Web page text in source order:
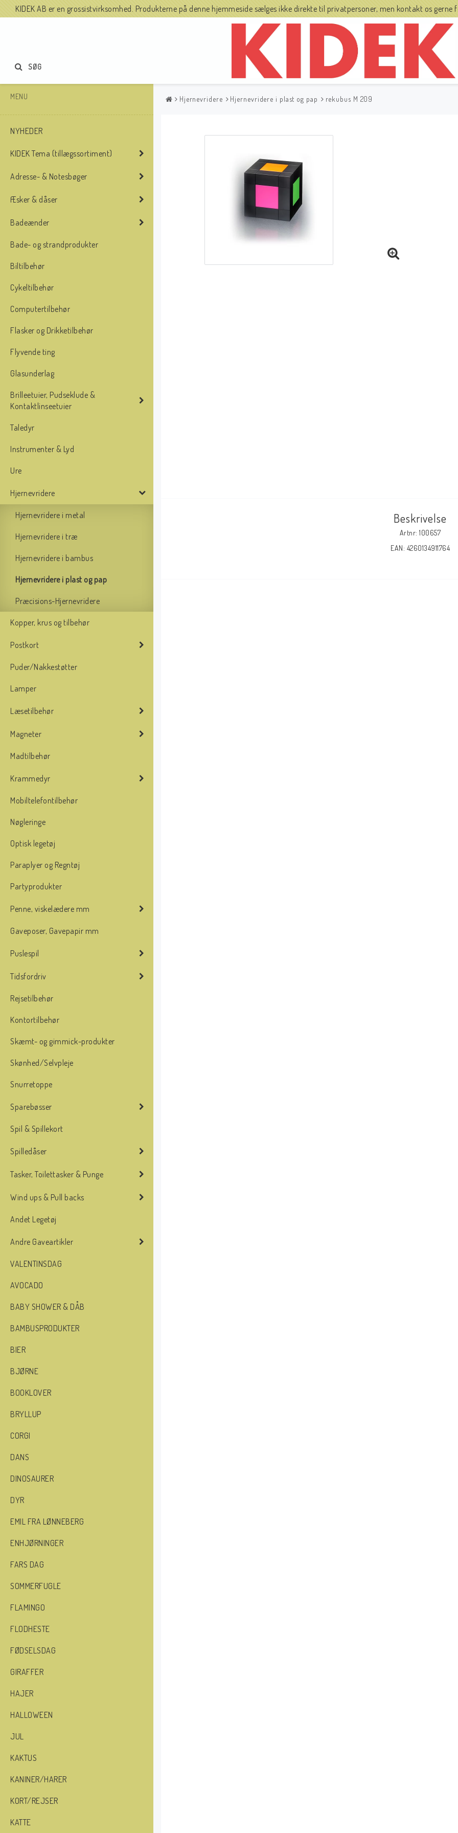
KIDEK AB er en grossistvirksomhed. Produkterne på denne hjemmeside sælges ikke direkte til privatpersoner, men kontakt os
SØG
MENU
NYHEDER
KIDEK Tema (tillægssortiment)
Adresse- & Notesbøger
Æsker & dåser
Badeænder
Bade- og strandprodukter
Biltilbehør
Cykeltilbehør
Computertilbehør
Flasker og Drikketilbehør
Flyvende ting
Glasunderlag
Brilleetuier, Pudseklude &
Kontaktlinseetuier
Taledyr
Instrumenter & Lyd
Ure
Hjernevridere
Hjernevridere i metal
Hjernevridere i træ
Hjernevridere i bambus
Hjernevridere i plast og pap
Præcisions-Hjernevridere
Kopper, krus og tilbehør
Postkort
Puder/Nakkestøtter
Lamper
Læsetilbehør
Magneter
Madtilbehør
Krammedyr
Mobiltelefontilbehør
Nøgleringe
Optisk legetøj
Paraplyer og Regntøj
Partyprodukter
Penne, viskelædere mm
Gaveposer, Gavepapir mm
Puslespil
Tidsfordriv
Rejsetilbehør
Kontortilbehør
Skæmt- og gimmick-produkter
Skønhed/Selvpleje
Snurretoppe
Sparebøsser
Spil & Spillekort
Spilledåser
Tasker, Toilettasker & Punge
Wind ups & Pull backs
Andet Legetøj
Andre Gaveartikler
VALENTINSDAG
AVOCADO
BABY SHOWER & DÅB
BAMBUSPRODUKTER
BIER
BJØRNE
BOOKLOVER
BRYLLUP
CORGI
DANS
DINOSAURER
DYR
EMIL FRA LØNNEBERG
ENHJØRNINGER
FARS DAG
SOMMERFUGLE
FLAMINGO
FLODHESTE
FØDSELSDAG
GIRAFFER
HAJER
HALLOWEEN
JUL
KAKTUS
KANINER/HARER
KORT/REJSER
KATTE
Hjernevridere Hjernevridere i plast og pap rekubus M 209
Beskrivelse
Artnr: 100657
EAN: 4260134911764